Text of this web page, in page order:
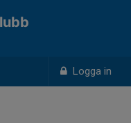
Logga in